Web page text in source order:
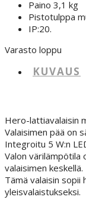
Paino 3,1 kg
Pistotulppa
IP:20.
Varasto loppu
KUVAUS
Hero-lattiavalaisin
Valaisimen pää on
Integroitu 5 W:n
Valon värilämpötila
valaisimen
Tämä valaisin sopii
yleisvalaistukseksi.